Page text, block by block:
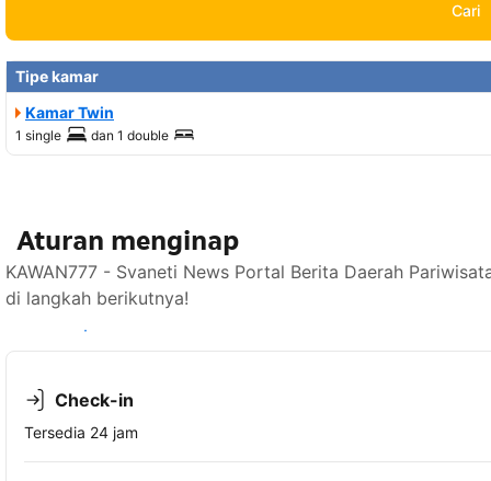
Cari
Tipe kamar
Kamar Twin
1 single dan 1 double
Aturan menginap
KAWAN777 - Svaneti News Portal Berita Daerah
di langkah berikutnya!
Lihat ketersediaan
Check-in
Tersedia 24 jam